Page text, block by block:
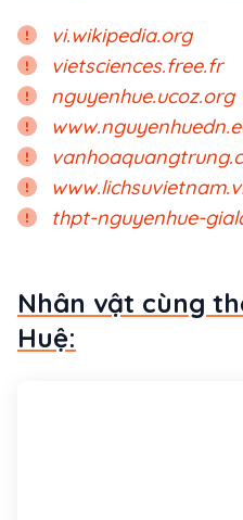
vi.wikipedia.org
vietsciences.free.fr
nguyenhue.ucoz.org
thpt-nguyenhue-
Nhân vật cùng
Huệ: